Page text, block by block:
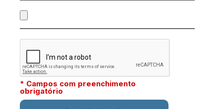
* Campos com preenchimento
obrigatório